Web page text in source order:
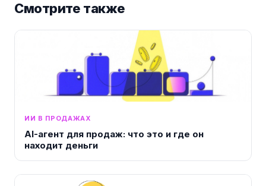
Смотрите также
ИИ В ПРОДАЖАХ
AI-агент для продаж: что это и где он
находит деньги